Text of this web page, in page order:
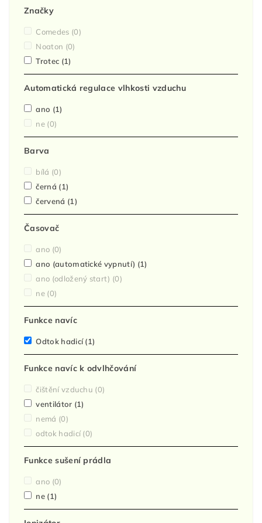
Značky
Comedes (0)
Noaton (0)
Trotec (1)
Automatická regulace vlhkosti vzduchu
ano (1)
ne (0)
Barva
bílá (0)
černá (1)
červená (1)
Časovač
ano (0)
ano (automatické vypnutí) (1)
ano (odložený start) (0)
ne (0)
Funkce navíc
Odtok hadicí(1)
Funkce navíc k odvlhčování
čištění vzduchu (0)
ventilátor (1)
nemá (0)
odtok hadicí(0)
Funkce sušení prádla
ano (0)
ne (1)